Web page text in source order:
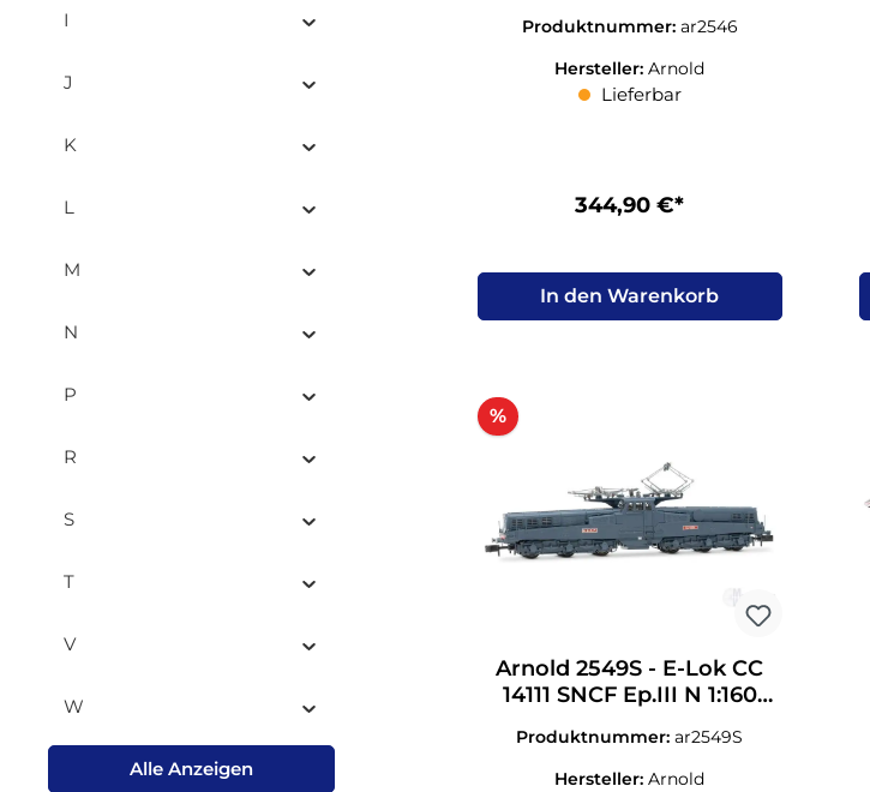
I
J
K
L
M
N
P
R
S
T
V
W
Alle Anzeigen
Produktnummer: ar2546
Hersteller:Arnold
Lieferbar
344,90 €*
In den Warenkorb
%Rabatt
Arnold 2549S - E-Lok CC
14111 SNCF Ep.III N 1:160
Produktnummer:ar2549S
Hersteller:Arnold